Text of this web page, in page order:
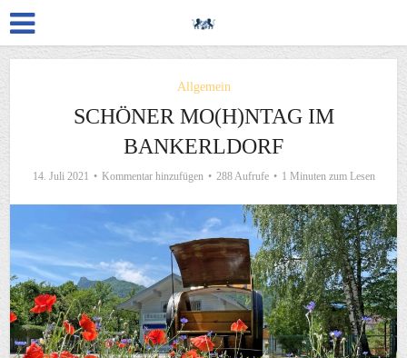
Allgemein
SCHÖNER MO(H)NTAG IM
BANKERLDORF
14. Juli 2021 Kommentar hinzufügen 288 Aufrufe 1 Minuten zum Lesen